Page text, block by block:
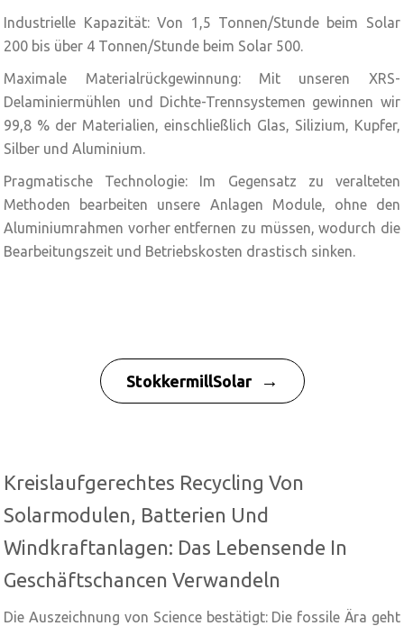
Industrielle Kapazität: Von 1,5 Tonnen/Stunde beim Solar
200 bis über 4 Tonnen/Stunde beim Solar 500.
Maximale Materialrückgewinnung: Mit unseren XRS-
Delaminiermühlen und Dichte-Trennsystemen gewinnen wir
99,8 % der Materialien, einschließlich Glas, Silizium, Kupfer,
Silber und Aluminium.
Pragmatische Technologie: Im Gegensatz zu veralteten
Methoden bearbeiten unsere Anlagen Module, ohne den
Aluminiumrahmen vorher entfernen zu müssen, wodurch die
Bearbeitungszeit und Betriebskosten drastisch sinken.
StokkermillSolar →
Kreislaufgerechtes Recycling Von
Solarmodulen, Batterien Und
Windkraftanlagen: Das Lebensende In
Geschäftschancen Verwandeln
Die Auszeichnung von Science bestätigt: Die fossile Ära geht